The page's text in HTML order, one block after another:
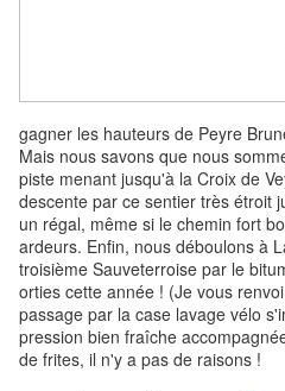
gagner les hauteurs de Peyre
Mais nous savons que nous
piste menant jusqu'à la Croix de
descente par ce sentier très étroit
un régal, même si le chemin fort
ardeurs. Enfin, nous déboulons à
troisième Sauveterroise par le
orties cette année ! (Je vous
passage par la case lavage vélo
pression bien fraîche
de frites, il n'y a pas de raisons !